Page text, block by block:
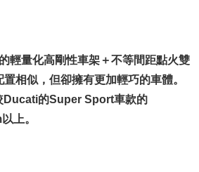
輕量化高剛性車架＋不等間距點火雙
相似，但卻擁有更加輕巧的車體。
Ducati的Super Sport車款的
上。